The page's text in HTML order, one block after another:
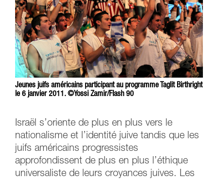
Jeunes juifs américains participant au programme Taglit Birthright
le 6 janvier 2011. ©Yossi Zamir/Flash 90
Israël s’oriente de plus en plus vers le
nationalisme et l’identité juive tandis que les
juifs américains progressistes
approfondissent de plus en plus l’éthique
universaliste de leurs croyances juives. Les